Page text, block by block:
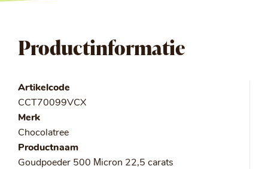
Productinformatie
Artikelcode
CCT70099VCX
Merk
Chocolatree
Productnaam
Goudpoeder 500 Μicron 22,5 carats